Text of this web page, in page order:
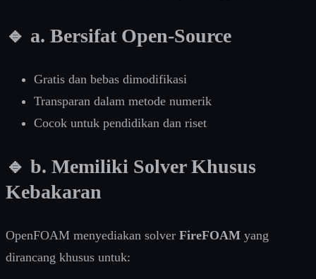
🔹 a. Bersifat Open-Source
Gratis dan bebas dimodifikasi
Transparan dalam metode numerik
Cocok untuk pendidikan dan riset
🔹 b. Memiliki Solver Khusus
Kebakaran
OpenFOAM menyediakan solver FireFOAM yang
dirancang khusus untuk: